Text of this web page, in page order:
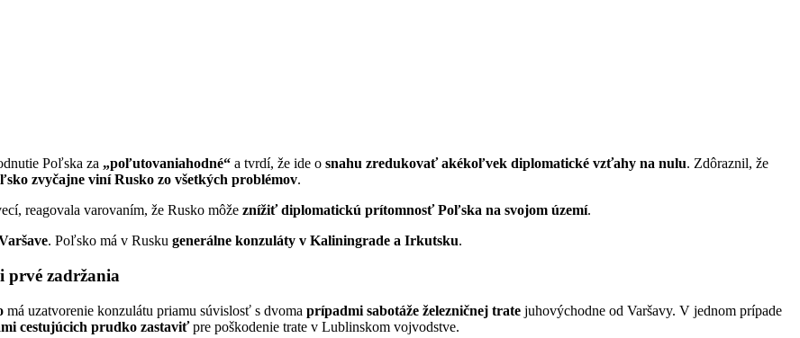
Poľska za „poľutovaniahodné“ a tvrdí, že ide o snahu zredukovať akékoľvek diplomatické vzťahy na nulu. Zdôraznil, že
zvyčajne viní Rusko zo všetkých problémov.
reagovala varovaním, že Rusko môže znížiť diplomatickú prítomnosť Poľska na svojom území.
. Poľsko má v Rusku generálne konzuláty v Kaliningrade a Irkutsku.
prvé zadržania
má uzatvorenie konzulátu priamu súvislosť s dvoma prípadmi sabotáže železničnej trate juhovýchodne od Varšavy. V jednom prípade
cestujúcich prudko zastaviťpre poškodenie trate v Lublinskom vojvodstve.